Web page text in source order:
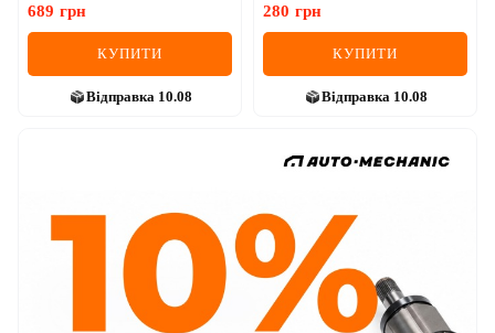
689 грн
КУПИТИ
Відправка 10.08
280 грн
КУПИТИ
Відправка 10.08